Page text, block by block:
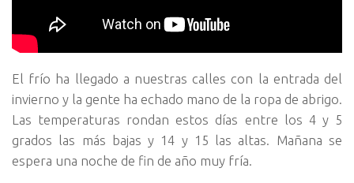
El frío ha llegado a nuestras calles con la entrada del
invierno y la gente ha echado mano de la ropa de abrigo.
Las temperaturas rondan estos días entre los 4 y 5
grados las más bajas y 14 y 15 las altas. Mañana se
espera una noche de fin de año muy fría.